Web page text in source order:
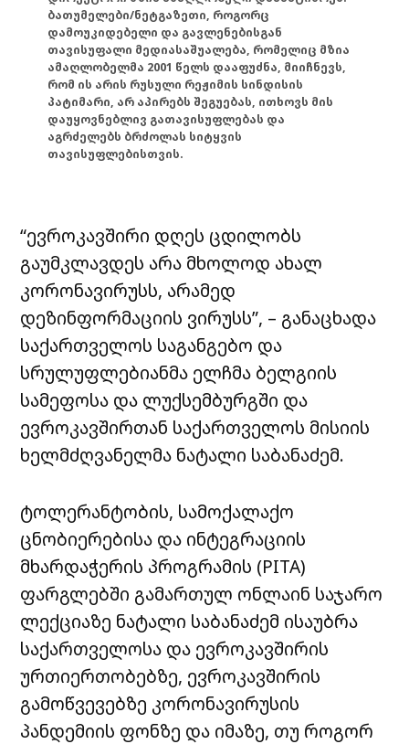
ბათუმელები/ნეტგაზეთი, როგორც
დამოუკიდებელი და გავლენებისგან
თავისუფალი მედიასაშუალება, რომელიც მზია
ამაღლობელმა 2001 წელს დააფუძნა, მიიჩნევს,
რომ ის არის რუსული რეჟიმის სინდისის
პატიმარი, არ აპირებს შეგუებას, ითხოვს მის
დაუყოვნებლივ გათავისუფლებას და
აგრძელებს ბრძოლას სიტყვის
თავისუფლებისთვის.
“ევროკავშირი დღეს ცდილობს
გაუმკლავდეს არა მხოლოდ ახალ
კორონავირუსს, არამედ
დეზინფორმაციის ვირუსს”, – განაცხადა
საქართველოს საგანგებო და
სრულუფლებიანმა ელჩმა ბელგიის
სამეფოსა და ლუქსემბურგში და
ევროკავშირთან საქართველოს მისიის
ხელმძღვანელმა ნატალი საბანაძემ.
ტოლერანტობის, სამოქალაქო
ცნობიერებისა და ინტეგრაციის
მხარდაჭერის პროგრამის (PITA)
ფარგლებში გამართულ ონლაინ საჯარო
ლექციაზე ნატალი საბანაძემ ისაუბრა
საქართველოსა და ევროკავშირის
ურთიერთობებზე, ევროკავშირის
გამოწვევებზე კორონავირუსის
პანდემიის ფონზე და იმაზე, თუ როგორ